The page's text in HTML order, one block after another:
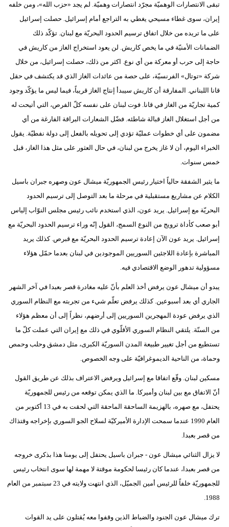
تبقى الانتصارات الوهميّة مجرّد انتصارات وهميّة. لم يجد «حزب الله»، ومن خلفه
إيران، سوى غطاء مسيحي يغطي به التراجع أمام إسرائيل. حصلت إسرائيل
على ما تريده من خلال اتفاق ترسيم الحدود البحريّة مع لبنان. تؤكّد ذلك
الضمانات الأمنيّة في ما يخص كاريش. لن يعود استخراج الغاز من كاريش في
حاجة إلى حرب أو معركة من أي نوع. اكثر من ذلك، حصلت إسرائيل، من خلال
شركة «توتال» الفرنسيّة، على حصة من عائدات الغاز الذي قد يكتشف في حقل
قانا اللبناني. المفارقة أن كاريش سيبدأ إنتاج الغاز قريباً، فيما ليس ما يؤكّد وجود
كمية تجاريّة من الغاز في قانا. فوت لبنان على نفسه كلّ الفرص، التي أتيحت له
من أجل استغلال الغاز قبالة شاطئه. فضّل الشعارات البراقة الفارغة من أي
مضمون على أي خطوات عمليّة تؤدي إلى تحويله بالفعل إلى دولة نفطيّة. يقول
الخبراء اليوم، أن لا غاز يخرج من لبنان، في حال العثور على مثل هذا الغاز، قبل
خمس سنوات.
ما يثير الشفقة حالياً اختيار رئيس الجمهوريّة ميشال عون وصهره جبران باسيل
الكلام عن مشاريع مستقبلية في مرحلة ما بعد التوصل إلى ترسيم الحدود
البحريّة مع إسرائيل. يريد عون، الذي استخدم نائب رئيس مجلس النوّاب إلياس
أبو صعب كأداة ترويج من النوع السمج، القول إنّه وراء ترسيم الحدود البحريّة مع
إسرائيل. يريد عون الآن إعادة ترسيم الحدود البحريّة مع قبرص. كذلك يريد
المباشرة بإعادة اللاجئين السوريين الموجودين في لبنان بعدما حمّل هؤلاء
مسؤولية تدهور الوضع الاقتصادي فيه.
يبدو أن ميشال عون يرفض أخذ العلم بأنّ عليه مغادرة قصر بعبدا في آخر الشهر
الجاري أي بعد أسبوعين. كذلك يرفض تعلّم شيء من تجربته مع النظام السوري
الذي يرفض عودة المهجرين السوريين إلى أرضهم، نظراً إلى أن معظم هؤلاء
من السنّة. يلتقي النظام السوري الأقلّوي في ذلك مع إيران التي عملت كلّ ما
تستطيع من أجل تغيير طبيعة المدن السوريّة الكبرى، مثل دمشق وحلب وحمص
وحماة، من الناحية الديموغرافيّة على وجه الخصوص.
مسكين لبنان. وقّع اتفاقا مع إسرائيل ويرفض الاعتراف بذلك عن طريق القول
أنّ الاتفاق مع بين لبنان وأميركا. ما الذي يمكن توقعه من رئيس للجمهوريّة
يحتفل، مع صهره، بالهزيمة الساحقة الماحقة التي لحقت به في 13 أكتوبر من
العام 1990 عندما سمحت الإدارة الأميركيّة لسلاح الجو السوري بإخراجه وقتذاك
من قصر بعبدا.
لا يزال الثنائي ميشال عون - جبران باسيل يحتفل إلى يومنا هذا بذكرى خروجه
من قصر بعبدا، عندما كان رئيسا لحكومة موقتة لا مهمة لها سوى انتخاب رئيس
للجمهوريّة خلفاً للرئيس أمين الجميّل، الذي انتهت ولايته في 23 سبتمبر من العام
1988.
ترك ميشال عون الجنود والضباط الذين وقفوا معه يُقتلون على يد القوات